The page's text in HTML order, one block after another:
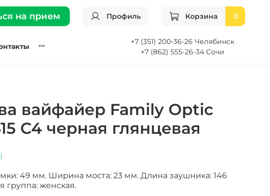
на прием Профиль Корзина 0
+7 (351) 200-36-26 Челябинск
+7 (862) 555-26-34 Сочи
вайфайер Family Optic
C4 черная глянцевая
49 мм. Ширина моста: 23 мм. Длина заушника: 146
группа: женская.